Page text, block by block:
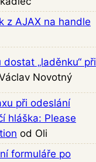
z AJAX na handle
„laděnku“ při
Novotný
při odeslání
hláška: Please
od Oli
formuláře po